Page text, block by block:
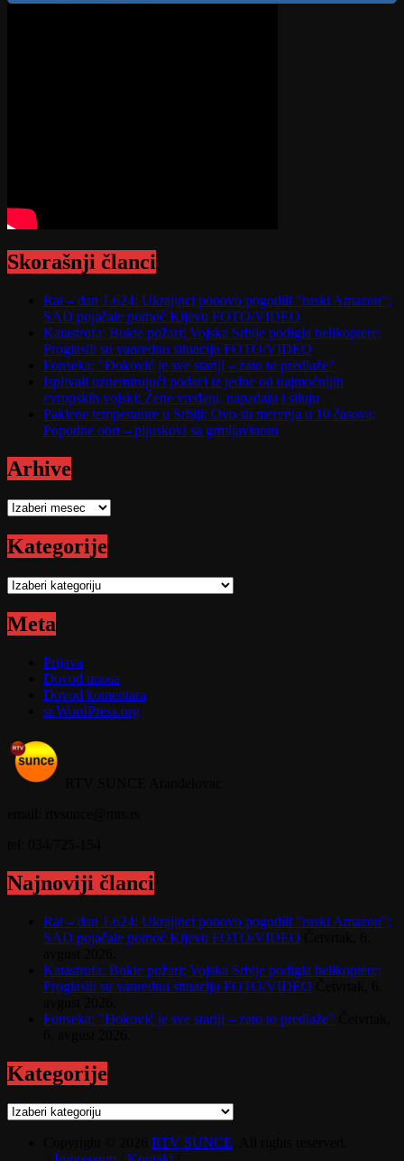
Skorašnji članci
Rat – dan 1.624: Ukrajinci ponovo pogodili "ruski Amazon";
SAD pojačale pomoć Kijevu FOTO/VIDEO
Katastrofa: Bukte požari; Vojska Srbije podigla helikoptere;
Proglasili su vanrednu situaciju FOTO/VIDEO
Fonseka: "Đoković je sve stariji – zato to predlaže"
Isplivali uznemirujući podaci iz jedne od najmoćnijih
evropskih vojski; Žene vređaju, napadaju i siluju
Paklene temperature u Srbiji: Ovo su merenja u 10 časova;
Popodne obrt – pljuskovi sa grmljavinom
Arhive
Arhive
Kategorije
Kategorije
Meta
Prijava
Dovod unosa
Dovod komentara
sr.WordPress.org
Najnoviji članci
Rat – dan 1.624: Ukrajinci ponovo pogodili "ruski Amazon";
SAD pojačale pomoć Kijevu FOTO/VIDEO
Katastrofa: Bukte požari; Vojska Srbije podigla helikoptere;
Proglasili su vanrednu situaciju FOTO/VIDEO
Fonseka: "Đoković je sve stariji – zato to predlaže"
Kategorije
Kategorije
RTV SUNCE